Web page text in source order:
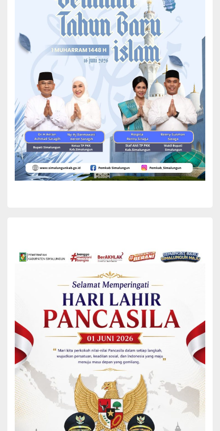
kualitas pendidikan anak usia dini (PAUD) di Kabupaten
Didampingi oleh Kadis Sosial, Osnidar Marpaung, Staf Ahli PKK, Ny.
Rospita Benny Gusman Sinaga, dan para pengurus lainnya, Ny. Hj.
Darmawati Anton Achmad Saragih disambut oleh Camat
Pamatang Sidamanik, Manganjur Lumbangaol, Bunda PAUD
Kecamatan Pamatang Sidamanik, Ny. Mesrawati Manganjur
Lumbangaol, serta para Bunda PAUD Nagori/Kelurahan dan guru
PAUD.
Dalam sambutannya, Bunda PAUD Kecamatan Pamatang
Sidamanik, Ny. Mesrawati Manganjur Lumbangaol, menyampaikan
rasa syukur dan terima kasih atas kunjungan ini. Mesrawati
berharap kunjungan ini dapat memotivasi para bunda dan guru
PAUD untuk terus meningkatkan kompetensi dalam memajukan
PAUD di Kecamatan Pamatang Sidamanik.
“Pengasuhan bukan hanya tentang memenuhi kebutuhan dasar
anak, seperti makanan, pakaian, dan tempat tinggal. Aspek kasih
sayang dan perhatian juga sangat penting,” ujar Darmawati.
Menurut Ny. Hj. Darmawati Anton Achmad Saragih, kasih sayang
yang tulus akan membentuk karakter anak menjadi pribadi yang
penuh empati dan perhatian. Pendidikan yang berkualitas akan
membuka pintu masa depan yang cerah dan mengembangkan
potensi anak-anak.
Selain itu, pendidikan moral dan spiritual juga tidak boleh diabaikan.
Nilai-nilai keagamaan dan moral yang kuat akan menjadi landasan
bagi anak-anak dalam menjalani kehidupan yang benar dan baik.
Di akhir sambutannya, Ny. Hj. Darmawati Anton Achmad Saragih
mengingatkan para orang tua dan guru untuk memberikan ruang
bagi anak-anak dalam mengembangkan potensi yang mereka